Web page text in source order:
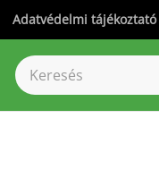
Adatvédelmi tájékoztató